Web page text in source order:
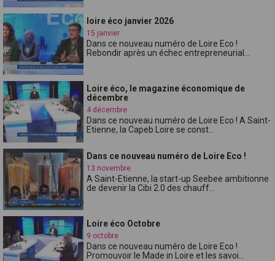
loire éco janvier 2026
15 janvier
Dans ce nouveau numéro de Loire Eco !
Rebondir après un échec entrepreneurial...
Loire éco, le magazine économique de
décembre
4 décembre
Dans ce nouveau numéro de Loire Eco ! A Saint-
Etienne, la Capeb Loire se const...
Dans ce nouveau numéro de Loire Eco !
13 novembre
A Saint-Etienne, la start-up Seebee ambitionne
de devenir la Cibi 2.0 des chauff...
Loire éco Octobre
9 octobre
Dans ce nouveau numéro de Loire Eco !
Promouvoir le Made in Loire et les savoi...